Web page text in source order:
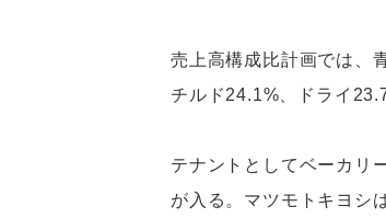
売上高構成比計画では、
チルド24.1%、ドライ
テナントとしてベーカリ
が入る。マツモトキヨシ